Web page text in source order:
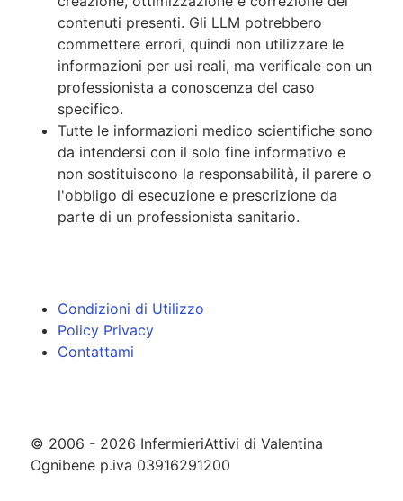
contenuti presenti. Gli LLM potrebbero
commettere errori, quindi non utilizzare le
informazioni per usi reali, ma verificale con un
professionista a conoscenza del caso
specifico.
Tutte le informazioni medico scientifiche sono
da intendersi con il solo fine informativo e
non sostituiscono la responsabilità, il parere o
l'obbligo di esecuzione e prescrizione da
parte di un professionista sanitario.
Condizioni di Utilizzo
Policy Privacy
Contattami
© 2006 - 2026 InfermieriAttivi di Valentina
Ognibene p.iva 03916291200